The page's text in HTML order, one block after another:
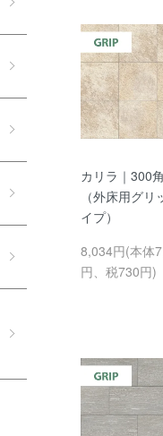
カリラ｜300
（外床用グリ
イプ）
8,034円(本体
円、税730円)